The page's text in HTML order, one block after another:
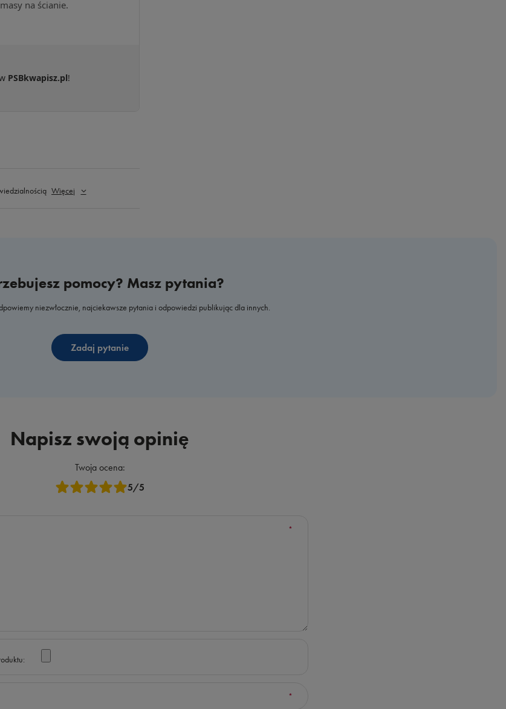
na ścianie.
PSBkwapisz.pl!
Więcej
pomocy? Masz pytania?
niezwłocznie, najciekawsze pytania i odpowiedzi publikując dla innych.
Zadaj pytanie
Napisz swoją opinię
Twoja ocena:
5/5